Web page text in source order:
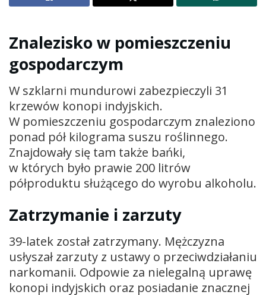
Znalezisko w pomieszczeniu
gospodarczym
W szklarni mundurowi zabezpieczyli 31
krzewów konopi indyjskich.
W pomieszczeniu gospodarczym znaleziono
ponad pół kilograma suszu roślinnego.
Znajdowały się tam także bańki,
w których było prawie 200 litrów
półproduktu służącego do wyrobu alkoholu.
Zatrzymanie i zarzuty
39-latek został zatrzymany. Mężczyzna
usłyszał zarzuty z ustawy o przeciwdziałaniu
narkomanii. Odpowie za nielegalną uprawę
konopi indyjskich oraz posiadanie znacznej